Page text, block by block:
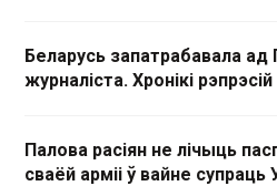
Беларусь запатрабавала
журналіста. Хронікі
Палова расіян не лічыць
сваёй арміі ў вайне супраць